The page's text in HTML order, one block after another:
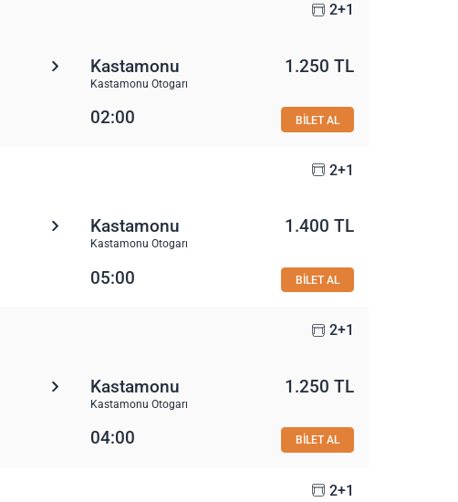
2+1
Kastamonu
Kastamonu Otogarı
1.250 TL
02:00 BİLET AL
2+1
Kastamonu
Kastamonu Otogarı
1.400 TL
05:00 BİLET AL
2+1
Kastamonu
Kastamonu Otogarı
1.250 TL
04:00 BİLET AL
2+1